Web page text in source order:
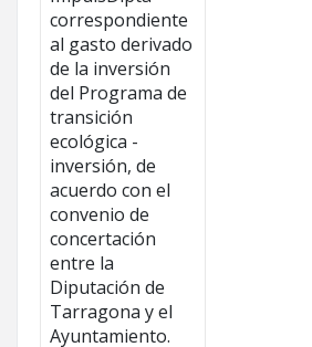
correspondiente
al gasto derivado
de la inversión
del Programa de
transición
ecológica -
inversión, de
acuerdo con el
convenio de
concertación
entre la
Diputación de
Tarragona y el
Ayuntamiento.